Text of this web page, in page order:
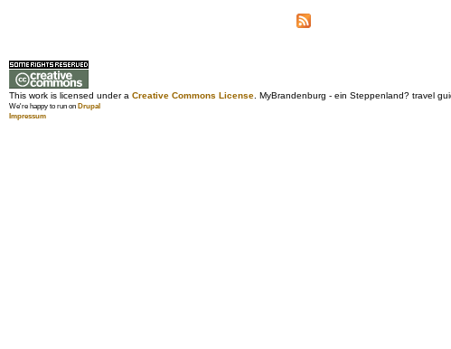
This work is licensed under a Creative Commons License. MyBrandenburg - ein Steppenland? travel
We're happy to run on Drupal
Impressum